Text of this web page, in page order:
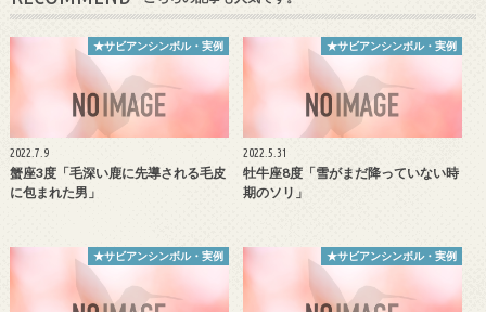
★サビアンシンボル・実例
2022.7.9
蟹座3度「毛深い鹿に先導される毛皮
に包まれた男」
★サビアンシンボル・実例
2022.5.31
牡牛座8度「雪がまだ降っていない時
期のソリ」
★サビアンシンボル・実例 ★サビアンシンボル・実例